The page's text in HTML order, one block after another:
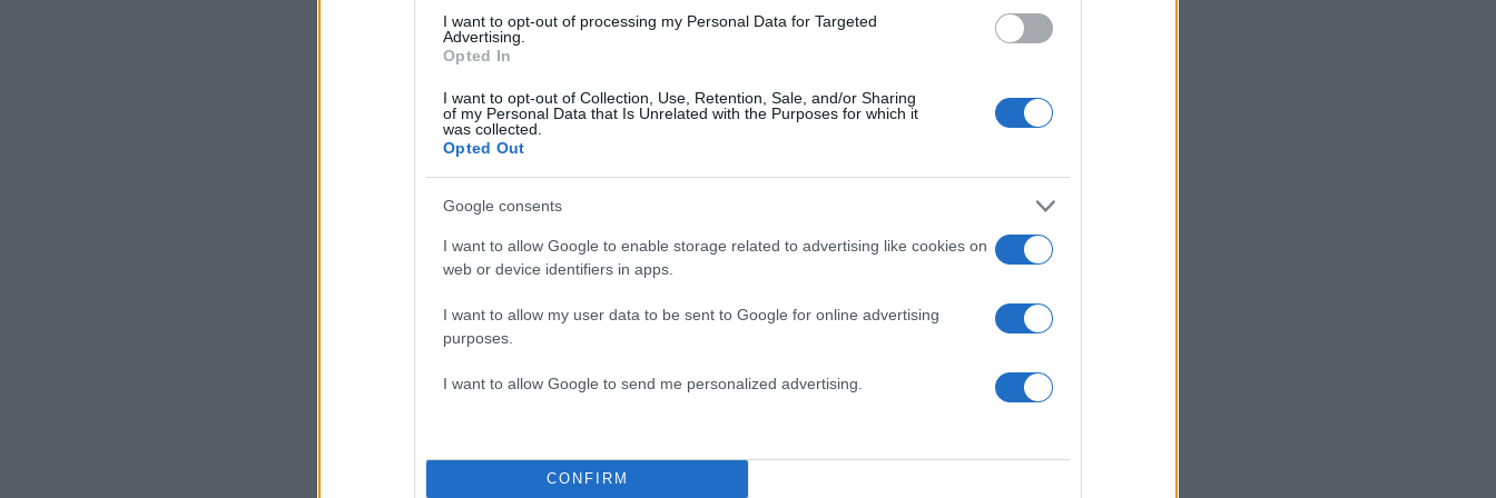
I want to opt-out of processing my Personal Data for Targeted
Advertising.
Opted In
I want to opt-out of Collection, Use, Retention, Sale, and/or Sharing
of my Personal Data that Is Unrelated with the Purposes for which it
was collected.
Opted Out
Google consents
I want to allow Google to enable storage related to advertising like cookies on
web or device identifiers in apps.
I want to allow my user data to be sent to Google for online advertising
purposes.
I want to allow Google to send me personalized advertising.
CONFIRM